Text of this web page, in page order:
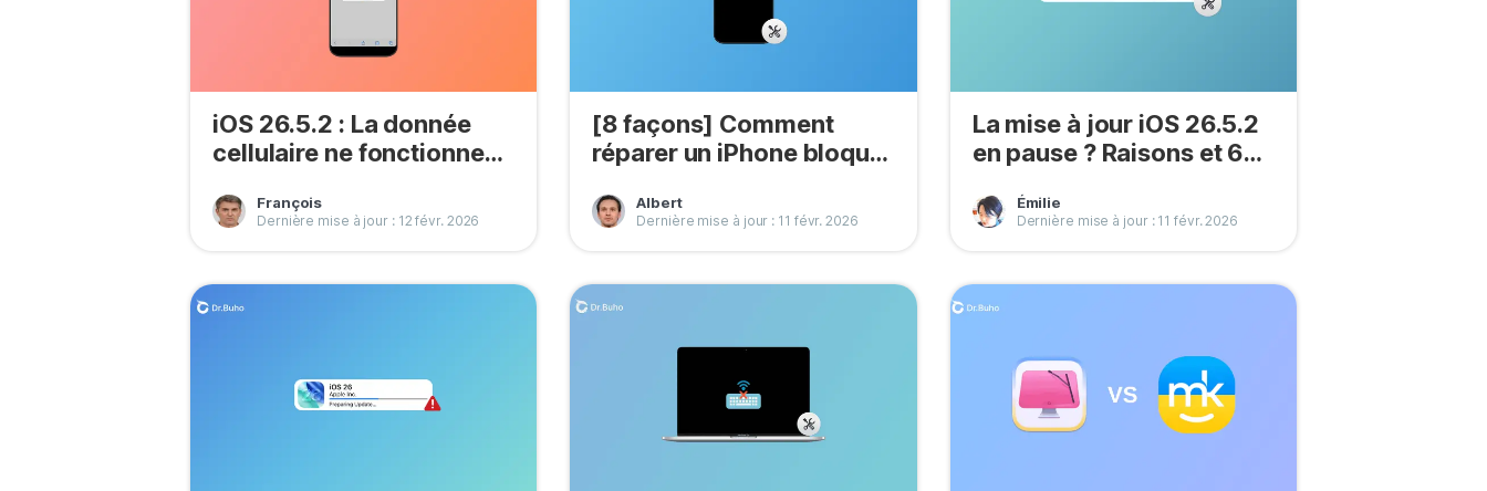
iOS 26.5.2 : La donnée
cellulaire ne fonctionne
François
Dernière mise à jour : 12 févr. 2026
[8 façons] Comment
réparer un iPhone bloqué
Albert
Dernière mise à jour : 11 févr. 2026
La mise à jour iOS 26.5.2
en pause ? Raisons et 6
Émilie
Dernière mise à jour : 11 févr. 2026